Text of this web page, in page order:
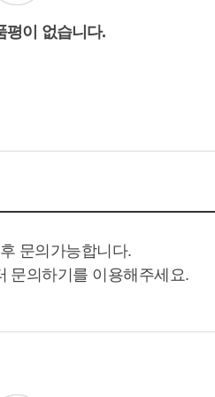
평이 없습니다.
문의가능합니다.
문의하기를 이용해주세요.